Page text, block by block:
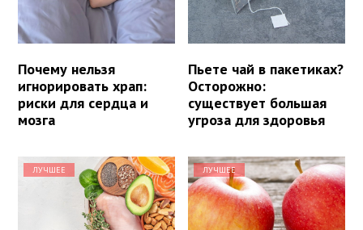
Почему нельзя
игнорировать храп:
риски для сердца и
мозга
Пьете чай в пакетиках?
Осторожно:
существует большая
угроза для здоровья
ЛУЧШЕЕ ЛУЧШЕЕ